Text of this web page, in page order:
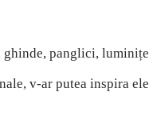
panglici,
v-ar putea inspira